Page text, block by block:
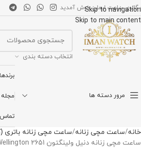
Skip to navigation
Skip to main content
گالری ساعت ایمان خوش آمدید
انتخاب دسته بندی
مرور دسته ها
برندها
مجله
تماس
خانه ساعت مچی زنانه ساعت مچی زنانه باتری
ساعت مچی زنانه دنیل ولینگتون 2651 Daniel Wellington